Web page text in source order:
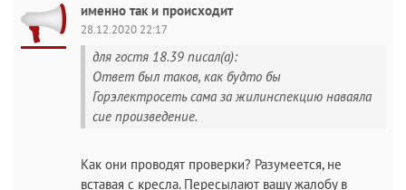
именно так и происходит
28.12.2020 22:17
для гостя 18.39 писал(а):
Ответ был таков, как будто бы
Горэлектросеть сама за жилинспекцию наваяла
сие произведение.
Как они проводят проверки? Разумеется, не
вставая с кресла. Пересылают вашу жалобу в